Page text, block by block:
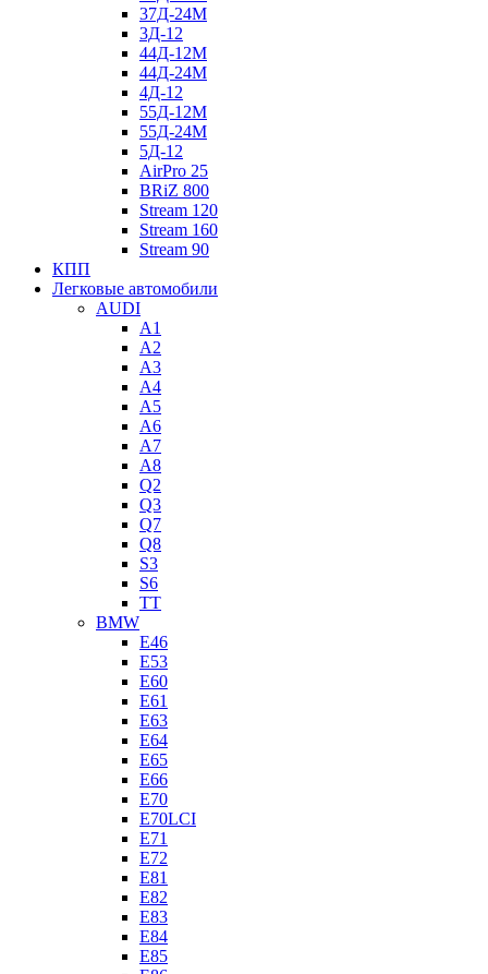
37Д-24М
3Д-12
44Д-12М
44Д-24М
4Д-12
55Д-12М
55Д-24М
5Д-12
AirPro 25
BRiZ 800
Stream 120
Stream 160
Stream 90
КПП
Легковые автомобили
AUDI
A1
A2
A3
A4
A5
A6
A7
A8
Q2
Q3
Q7
Q8
S3
S6
TT
BMW
E46
E53
E60
E61
E63
E64
E65
E66
E70
E70LCI
E71
E72
E81
E82
E83
E84
E85